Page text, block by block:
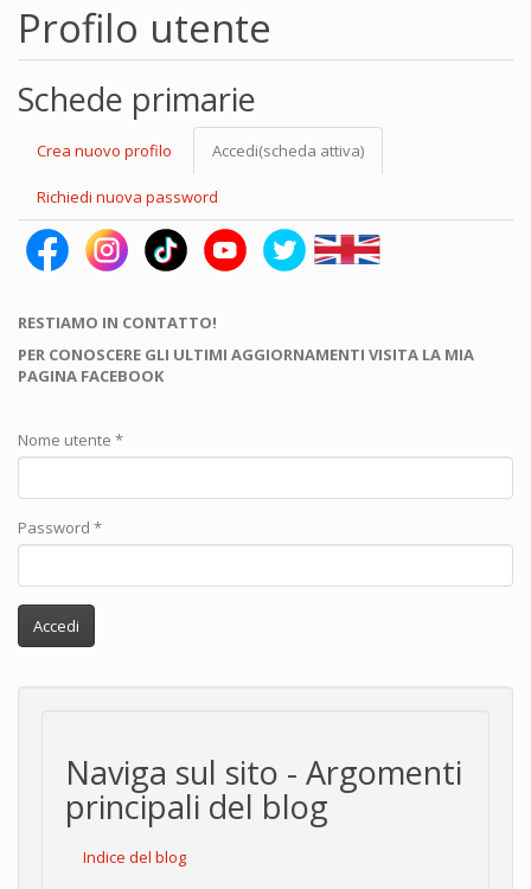
Profilo utente
Schede primarie
Crea nuovo profilo Accedi(scheda attiva)
Richiedi nuova password
RESTIAMO IN CONTATTO!
PER CONOSCERE GLI ULTIMI AGGIORNAMENTI VISITA LA MIA
PAGINA FACEBOOK
Nome utente *
Password *
Accedi
Naviga sul sito - Argomenti
principali del blog
Indice del blog